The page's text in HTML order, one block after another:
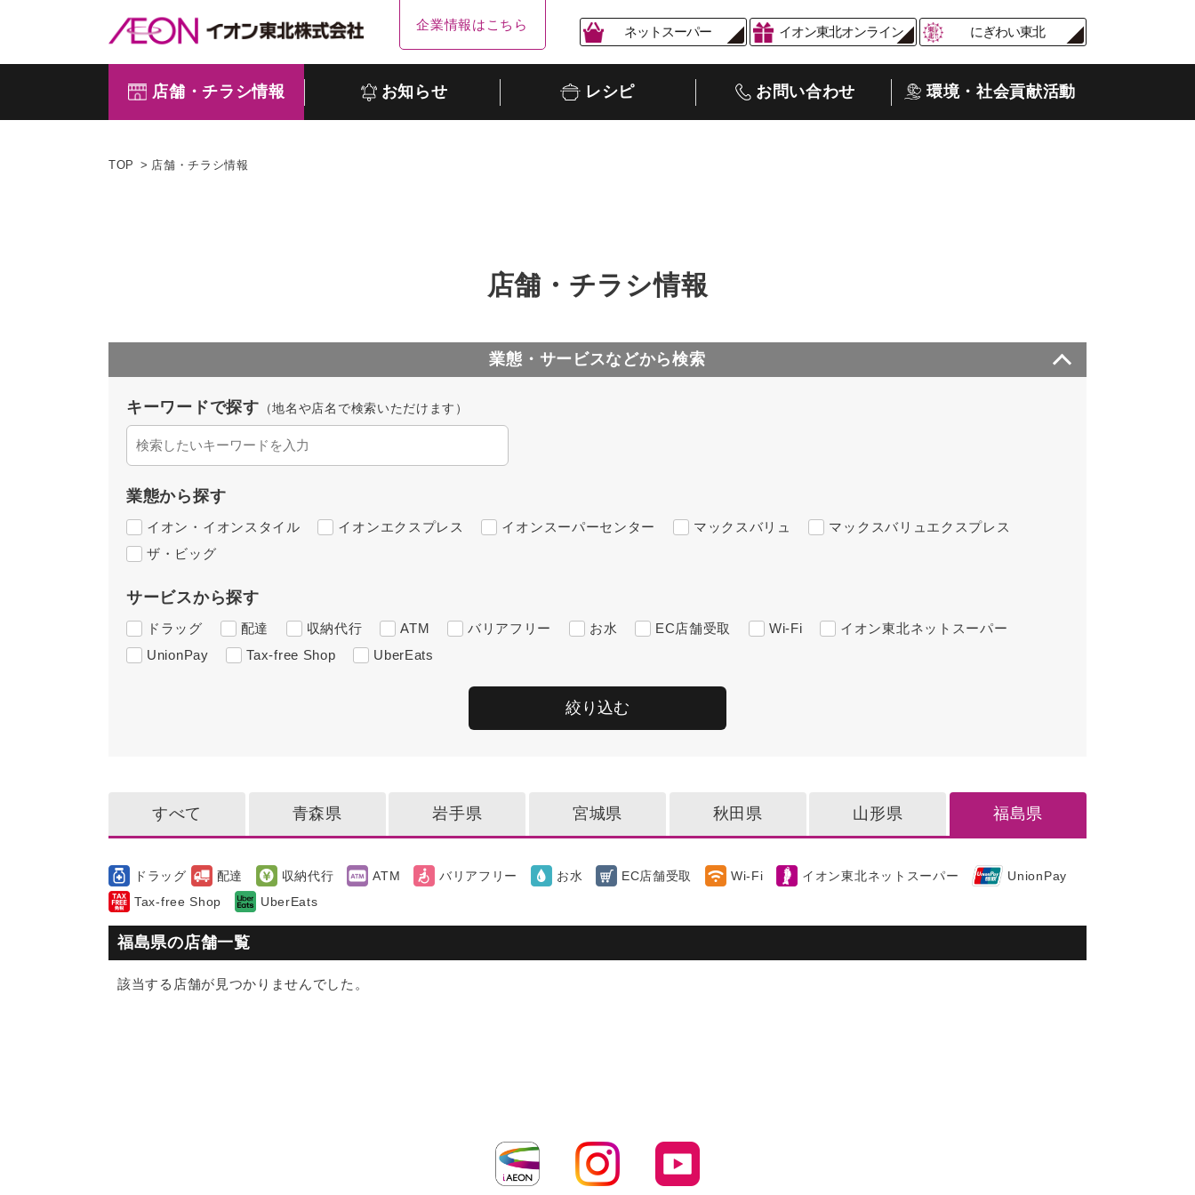
企業情報はこちら ネットスーパー イオン東北オンライン にぎわい東北
店舗・チラシ情報 お知らせ レシピ お問い合わせ 環境・社会貢献活動
TOP 店舗・チラシ情報
店舗・チラシ情報
業態・サービスなどから検索
キーワードで探す （地名や店名で検索いただけます）
業態から探す
イオン・イオンスタイル イオンエクスプレス イオンスーパーセンター マックスバリュ
マックスバリュエクスプレス
ザ・ビッグ
サービスから探す
ドラッグ 配達 収納代行 ATM バリアフリー お水 EC店舗受取 Wi-Fi
イオン東北ネットスーパー
UnionPay
Tax-free Shop UberEats
すべて 青森県 岩手県 宮城県 秋田県 山形県 福島県
ドラッグ 配達 収納代行 ATM バリアフリー お水 EC店舗受取 Wi-Fi イオン東北ネットスーパー
UnionPay
Tax-free Shop
UberEats
福島県の店舗一覧
該当する店舗が見つかりませんでした。